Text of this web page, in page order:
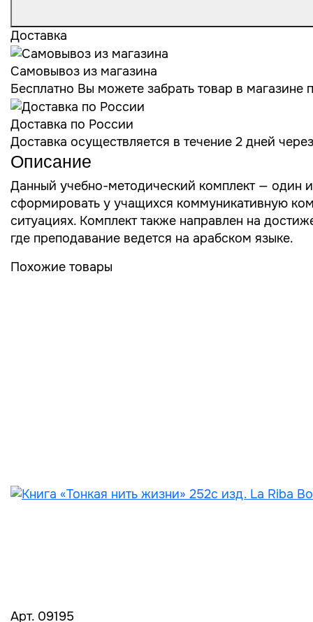
Доставка
Самовывоз из магазина
Бесплатно Вы можете забрать товар в
Доставка по России
Доставка осуществляется в течение 2 дней
Описание
Данный учебно-методический комплект — один
сформировать у учащихся коммуникативную
ситуациях. Комплект также направлен на
где преподавание ведется на арабском языке.
Похожие товары
Арт. 09195